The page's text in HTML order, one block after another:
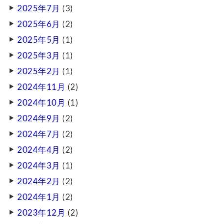
2025年7月 (3)
2025年6月 (2)
2025年5月 (1)
2025年3月 (1)
2025年2月 (1)
2024年11月 (2)
2024年10月 (1)
2024年9月 (2)
2024年7月 (2)
2024年4月 (2)
2024年3月 (1)
2024年2月 (2)
2024年1月 (2)
2023年12月 (2)